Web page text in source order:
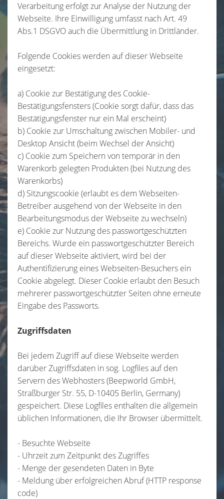
Verarbeitung erfolgt zur Analyse der Nutzung der
Webseite. Ihre Einwilligung umfasst nach Art. 49
Abs.1 DSGVO auch die Übermittlung in Drittländer.
Folgende Cookies werden auf dieser Webseite
eingesetzt:
a) Cookie zur Bestätigung des Cookie-
Bestätigungsfensters (Cookie sorgt dafür, dass das
Bestätigungsfenster nur ein Mal erscheint)
b) Cookie zur Umschaltung zwischen Mobiler- und
Desktop Ansicht (beim Wechsel der Ansicht)
c) Cookie zum Speichern von temporär in den
Warenkorb gelegten Produkten (bei Nutzung des
Warenkorbs)
d) Sitzungscookie (erlaubt es dem Webseiten-
Betreiber ausgehend von der Webseite in den
Bearbeitungsmodus der Webseite zu wechseln)
e) Cookie zur Nutzung des passwortgeschützten
Bereichs. Wurde ein passwortgeschützter Bereich
auf dieser Webseite aktiviert, wird bei der
Authentifizierung eines Webseiten-Besuchers ein
Cookie abgelegt. Dieser Cookie erlaubt den Besuch
mehrerer passwortgeschützter Seiten ohne erneute
Eingabe des Passworts.
Zugriffsdaten
Bei jedem Zugriff auf diese Webseite werden
darüber Zugriffsdaten in sog. Logfiles auf den
Servern des Webhosters (Beepworld GmbH,
Straßburger Str. 55, D-10405 Berlin, Germany)
gespeichert. Diese Logfiles enthalten die allgemein
üblichen Informationen, die Ihr Browser übermittelt.
- Besuchte Webseite
- Uhrzeit zum Zeitpunkt des Zugriffes
- Menge der gesendeten Daten in Byte
- Meldung über erfolgreichen Abruf (HTTP response
code)